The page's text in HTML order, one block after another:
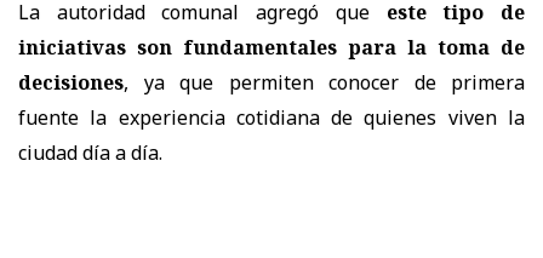
La autoridad comunal agregó que
este tipo de
iniciativas son fundamentales para la toma de
decisiones, ya que permiten conocer de primera
fuente la experiencia cotidiana de quienes viven la
ciudad día a día.